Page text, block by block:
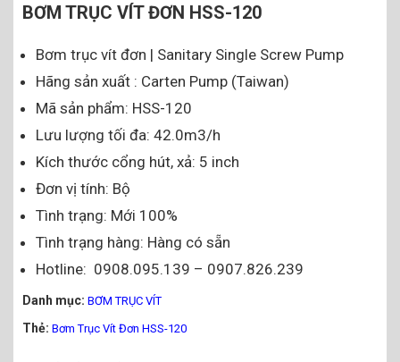
BƠM TRỤC VÍT ĐƠN HSS-120
Bơm trục vít đơn | Sanitary Single Screw Pump
Hãng sản xuất : Carten Pump (Taiwan)
Mã sản phẩm: HSS-120
Lưu lượng tối đa: 42.0m3/h
Kích thước cổng hút, xả: 5 inch
Đơn vị tính: Bộ
Tình trạng: Mới 100%
Tình trạng hàng: Hàng có sẵn
Hotline: 0908.095.139 – 0907.826.239
Danh mục: BƠM TRỤC VÍT
Thẻ: Bơm Trục Vít Đơn HSS-120